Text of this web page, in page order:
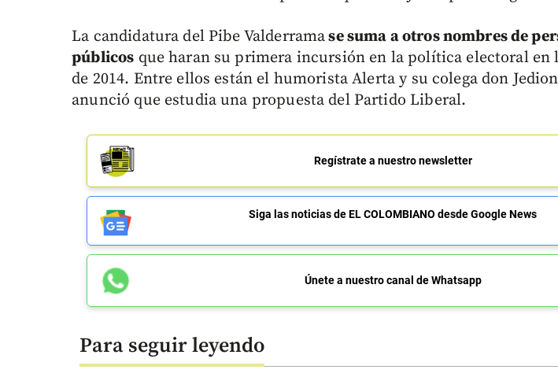
La candidatura del Pibe Valderramase suma a otros nombres de
públicos que haran su primera incursión en la política electoral en
de 2014. Entre ellos están el humorista Alerta y su colega don
anunció que estudia una propuesta del Partido Liberal.
Regístrate a nuestro newsletter
Siga las noticias de EL COLOMBIANO desde Google News
Únete a nuestro canal de Whatsapp
Para seguir leyendo